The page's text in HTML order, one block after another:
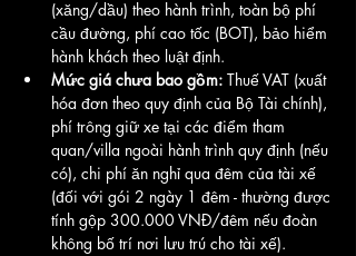
(xăng/dầu) theo hành trình, toàn bộ phí
cầu đường, phí cao tốc (BOT), bảo hiểm
hành khách theo luật định.
Mức giá chưa bao gồm: Thuế VAT (xuất
hóa đơn theo quy định của Bộ Tài chính),
phí trông giữ xe tại các điểm tham
quan/villa ngoài hành trình quy định (nếu
có), chi phí ăn nghỉ qua đêm của tài xế
(đối với gói 2 ngày 1 đêm - thường được
tính gộp 300.000 VNĐ/đêm nếu đoàn
không bố trí nơi lưu trú cho tài xế).